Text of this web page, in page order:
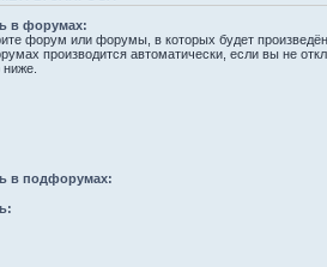
в форумах:
форум или форумы, в которых будет
производится автоматически, если вы не
в подфорумах: